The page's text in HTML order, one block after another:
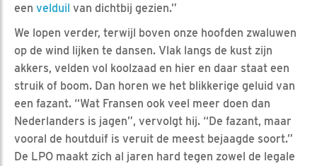
een velduil van dichtbij gezien.”
We lopen verder, terwijl boven onze hoofden zwaluwen
op de wind lijken te dansen. Vlak langs de kust zijn
akkers, velden vol koolzaad en hier en daar staat een
struik of boom. Dan horen we het blikkerige geluid van
een fazant. “Wat Fransen ook veel meer doen dan
Nederlanders is jagen”, vervolgt hij. “De fazant, maar
vooral de houtduif is veruit de meest bejaagde soort.”
De LPO maakt zich al jaren hard tegen zowel de legale